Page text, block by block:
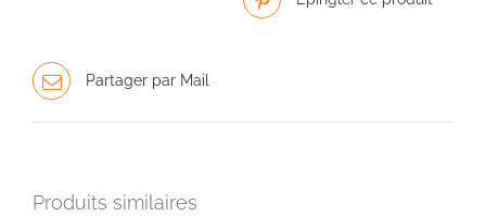
Partager par Mail
Produits similaires